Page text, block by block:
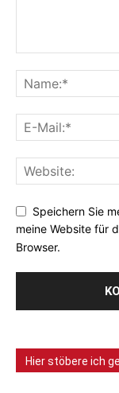
Speichern Sie
meine Website für
Browser.
Hier stöbere ich